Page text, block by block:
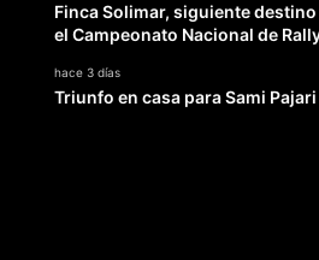
Finca Solimar, siguiente
el Campeonato Nacional de
hace 3 días
Triunfo en casa para Sami Pajari